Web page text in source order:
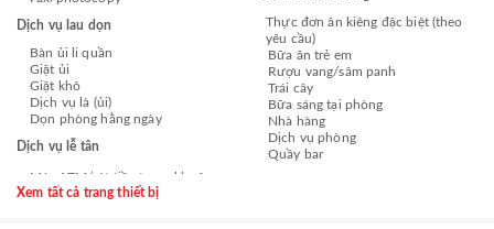
Dịch vụ lau dọn
Bàn ủi li quần
Giặt ủi
Giặt khô
Dịch vụ là (ủi)
Dọn phòng hằng ngày
Dịch vụ lễ tân
Thực đơn ăn kiêng đặc biệt (theo
yêu cầu)
Bữa ăn trẻ em
Rượu vang/sâm panh
Trái cây
Bữa sáng tại phòng
Nhà hàng
Dịch vụ phòng
Quầy bar
Xem tất cả trang thiết bị